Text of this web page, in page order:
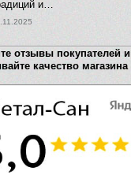
и…
отзывы покупателей и
качество магазина